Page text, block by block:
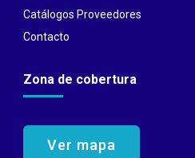
Catálogos Proveedores
Contacto
Zona de cobertura
Ver mapa